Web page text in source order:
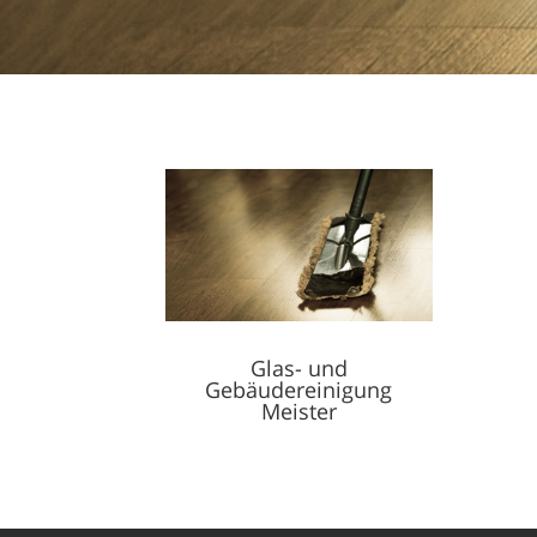
Glas- und
Gebäudereinigung
Meister